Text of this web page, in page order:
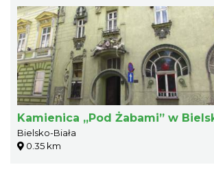
Kamienica „Pod Żabami” w
Bielsko-Biała
0.35 km